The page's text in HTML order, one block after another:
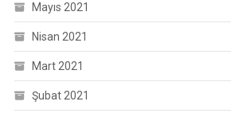
Mayıs 2021
Nisan 2021
Mart 2021
Şubat 2021